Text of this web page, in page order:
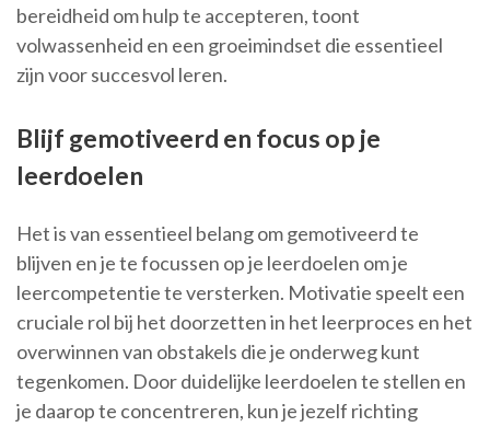
bereidheid om hulp te accepteren, toont
volwassenheid en een groeimindset die essentieel
zijn voor succesvol leren.
Blijf gemotiveerd en focus op je
leerdoelen
Het is van essentieel belang om gemotiveerd te
blijven en je te focussen op je leerdoelen om je
leercompetentie te versterken. Motivatie speelt een
cruciale rol bij het doorzetten in het leerproces en het
overwinnen van obstakels die je onderweg kunt
tegenkomen. Door duidelijke leerdoelen te stellen en
je daarop te concentreren, kun je jezelf richting